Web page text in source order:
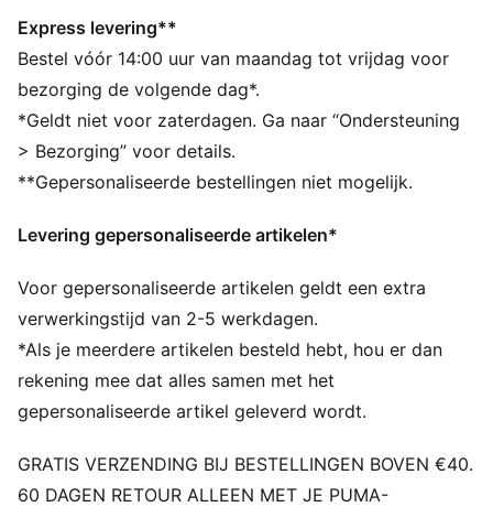
ALLE INS EN OUTS
dryCELL: zeer functionele materialen voeren het
zweet af van je huid, zodat je lichaam droog en
comfortabel blijft tijdens het sporten
Gemaakt met minstens 50% gerecyclede materialen.
DETAILS
Pasvorm: Normaal
Hals: Kraag
Sluiting: Volledige rits
Lengte: Standaard jack
Branding van de club en van PUMA
PUMA voor jongeren: aanbevolen voor oudere
kinderen tussen 8 en 16 jaar
Express levering**
Bestel vóór 14:00 uur van maandag tot vrijdag voor
bezorging de volgende dag*.
*Geldt niet voor zaterdagen. Ga naar “Ondersteuning
> Bezorging” voor details.
**Gepersonaliseerde bestellingen niet mogelijk.
Levering gepersonaliseerde artikelen*
Voor gepersonaliseerde artikelen geldt een extra
verwerkingstijd van 2-5 werkdagen.
*Als je meerdere artikelen besteld hebt, hou er dan
rekening mee dat alles samen met het
gepersonaliseerde artikel geleverd wordt.
GRATIS VERZENDING BIJ BESTELLINGEN BOVEN €40.
60 DAGEN RETOUR ALLEEN MET JE PUMA-